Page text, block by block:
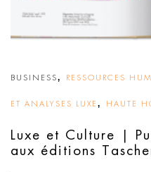
BUSINESS, RESSOURCES
ET ANALYSES LUXE , HAUTE
Luxe et Culture |
aux éditions